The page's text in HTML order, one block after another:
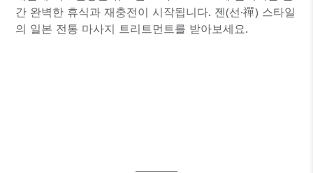
간 완벽한 휴식과 재충전이 시작됩니다. 젠(선·禪) 스타일
의 일본 전통 마사지 트리트먼트를 받아보세요.